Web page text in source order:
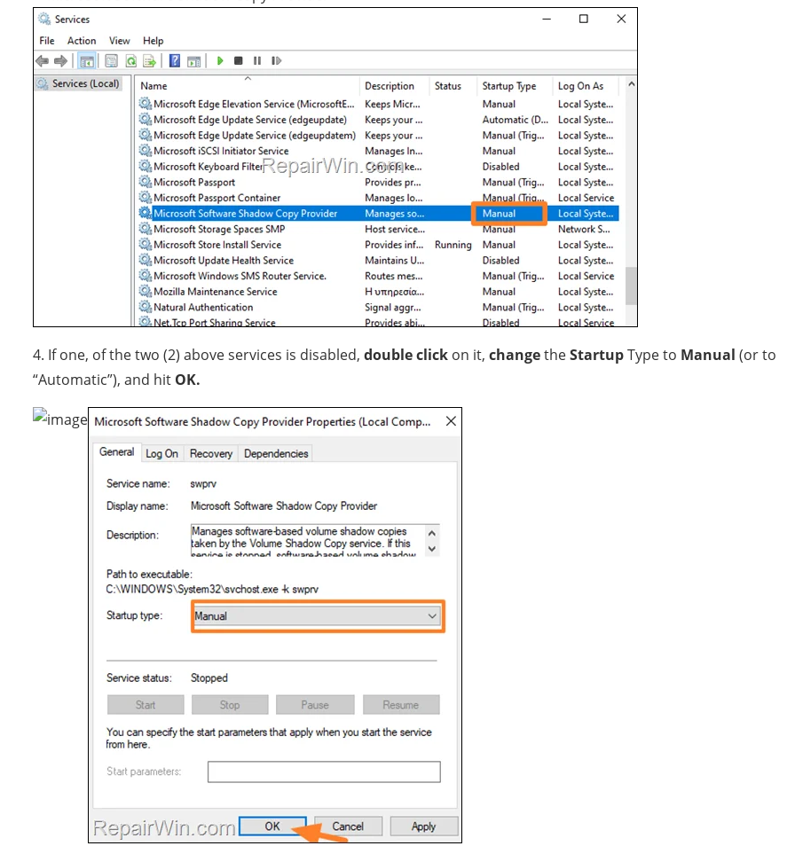
4. If one, of the two (2) above services is disabled, double click on it, changetheStartupType to Manual (or to
“Automatic”), and hit OK.